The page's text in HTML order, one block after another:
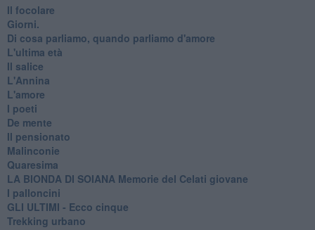
Il focolare
Giorni.
Di cosa parliamo, quando parliamo d'amore
L'ultima età
Il salice
L'Annina
L'amore
I poeti
De mente
Il pensionato
Malinconie
Quaresima
LA BIONDA DI SOIANA Memorie del Celati giovane
I palloncini
GLI ULTIMI - Ecco cinque
Trekking urbano